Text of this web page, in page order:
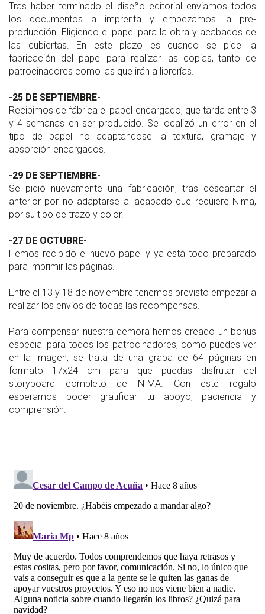
Tras haber terminado el diseño editorial enviamos todos
los documentos a imprenta y empezamos la pre-
producción. Eligiendo el papel para la obra y acabados de
las cubiertas. En este plazo es cuando se pide la
fabricación del papel para realizar las copias, tanto de
patrocinadores como las que irán a librerías.
-25 DE SEPTIEMBRE-
Recibimos de fábrica el papel encargado, que tarda entre 3
y 4 semanas en ser producido. Se localizó un error en el
tipo de papel no adaptandose la textura, gramaje y
absorción encargados.
-29 DE SEPTIEMBRE-
Se pidió nuevamente una fabricación, tras descartar el
anterior por no adaptarse al acabado que requiere Nima,
por su tipo de trazo y color.
-27 DE OCTUBRE-
Hemos recibido el nuevo papel y ya está todo preparado
para imprimir las páginas.
Entre el 13 y 18 de noviembre tenemos previsto empezar a
realizar los envíos de todas las recompensas.
Para compensar nuestra demora hemos creado un bonus
especial para todos los patrocinadores, como puedes ver
en la imagen, se trata de una grapa de 64 páginas en
formato 17x24 cm para que puedas disfrutar del
storyboard completo de NIMA. Con este regalo
esperamos poder gratificar tu apoyo, paciencia y
comprensión.